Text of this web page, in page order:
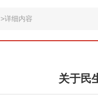
>详细内容
关于民